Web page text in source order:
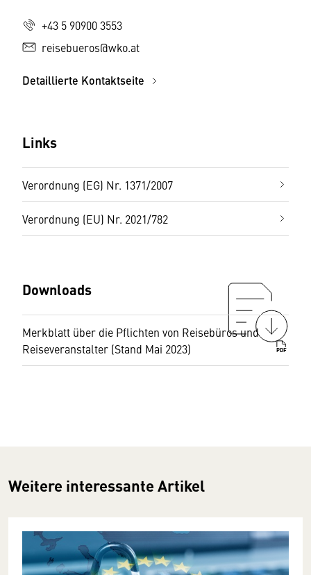
+43 5 90900 3553
reisebueros@wko.at
Detaillierte Kontaktseite
Links
Verordnung (EG) Nr. 1371/2007
Verordnung (EU) Nr. 2021/782
Downloads
Merkblatt über die Pflichten von Reisebüros und
Reiseveranstalter (Stand Mai 2023)
PDF
Weitere interessante Artikel